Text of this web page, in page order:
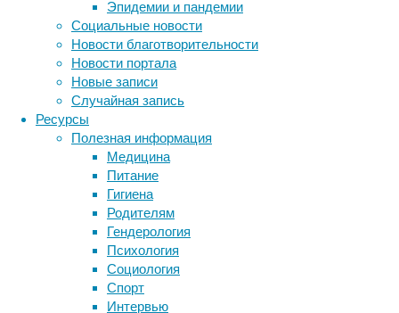
Эпидемии и пандемии
Социальные новости
Новости благотворительности
Новости портала
Новые записи
Случайная запись
Ресурсы
Полезная информация
Медицина
Питание
Гигиена
Родителям
Гендерология
Психология
Социология
Спорт
Интервью
слишком
приспособлены
пребыванию
космическом
пространстве
даже
борту
герметичных
кораблей.
Избыток
радиации
Метки
ДНК бактерии